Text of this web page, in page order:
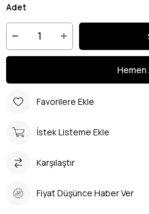
Adet
Favorilere Ekle
İstek Listeme Ekle
Karşılaştır
Fiyat Düşünce Haber Ver